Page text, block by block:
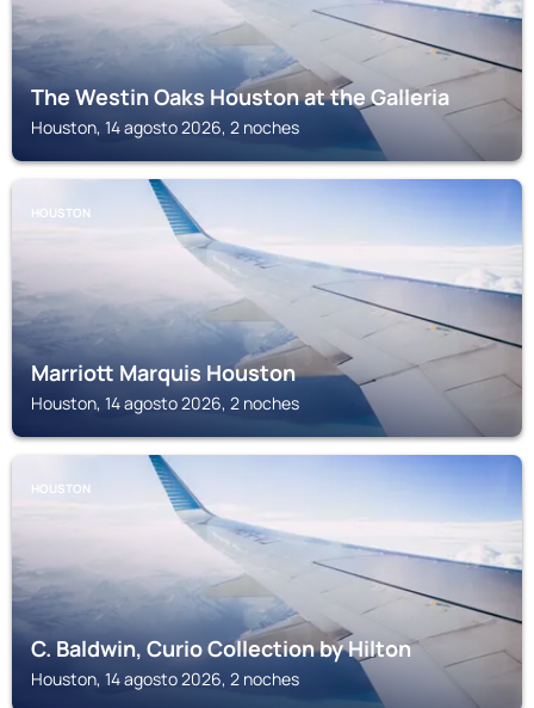
The Westin Oaks Houston at the Galleria
Houston, 14 agosto 2026, 2 noches
HOUSTON
Marriott Marquis Houston
Houston, 14 agosto 2026, 2 noches
HOUSTON
C. Baldwin, Curio Collection by Hilton
Houston, 14 agosto 2026, 2 noches